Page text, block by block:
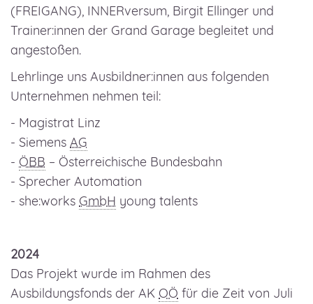
(FREIGANG), INNERversum, Birgit Ellinger und
Trainer:innen der Grand Garage begleitet und
angestoßen.
Lehrlinge uns Ausbildner:innen aus folgenden
Unternehmen nehmen teil:
- Magistrat Linz
- Siemens AG
- ÖBB – Österreichische Bundesbahn
- Sprecher Automation
- she:works GmbH young talents
2024
Das Projekt wurde im Rahmen des
Ausbildungsfonds der AK OÖ für die Zeit von Juli